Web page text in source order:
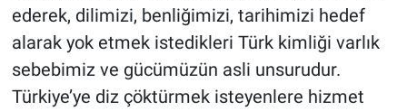
ederek, dilimizi, benliğimizi, tarihimizi hedef
alarak yok etmek istedikleri Türk kimliği varlık
sebebimiz ve gücümüzün asli unsurudur.
Türkiye’ye diz çöktürmek isteyenlere hizmet